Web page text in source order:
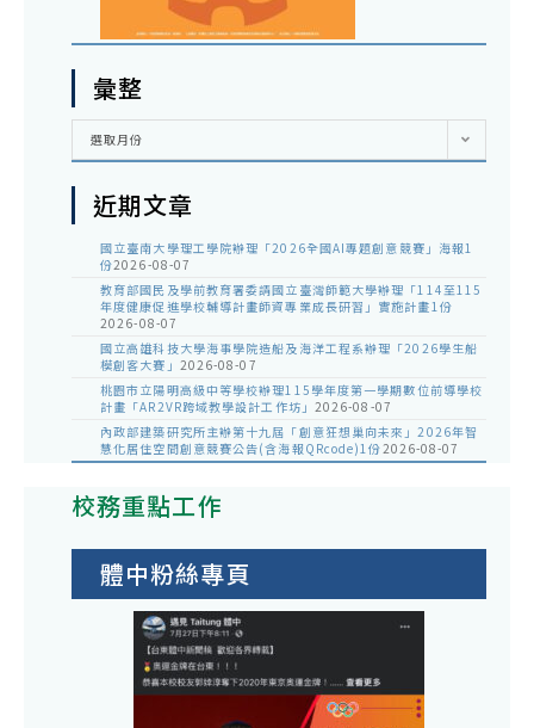
彙整
彙
選取月份
近期文章
國立臺南大學理工學院辦理「2026全國AI專題創意競賽」海報1
份2026-08-07
教育部國民及學前教育署委請國立臺灣師範大學辦理「114至115
年度健康促進學校輔導計畫師資專業成長研習」實施計畫1份
2026-08-07
國立高雄科技大學海事學院造船及海洋工程系辦理「2026學生船
模創客大賽」 2026-08-07
桃園市立陽明高級中等學校辦理115學年度第一學期數位前導學校
計畫「AR2VR跨域教學設計工作坊」 2026-08-07
內政部建築研究所主辦第十九屆「創意狂想巢向未來」2026年智
慧化居住空間創意競賽公告(含海報QRcode)1份2026-08-07
校務重點工作
體中粉絲專頁